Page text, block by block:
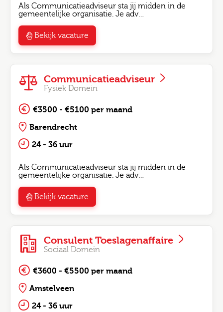
Als Communicatieadviseur sta jij midden in de
gemeentelijke organisatie. Je adv…
Bekijk vacature
Communicatieadviseur
Fysiek Domein
€3500 - €5100 per maand
Barendrecht
24 - 36 uur
Als Communicatieadviseur sta jij midden in de
gemeentelijke organisatie. Je adv…
Bekijk vacature
Consulent Toeslagenaffaire
Sociaal Domein
€3600 - €5500 per maand
Amstelveen
24 - 36 uur